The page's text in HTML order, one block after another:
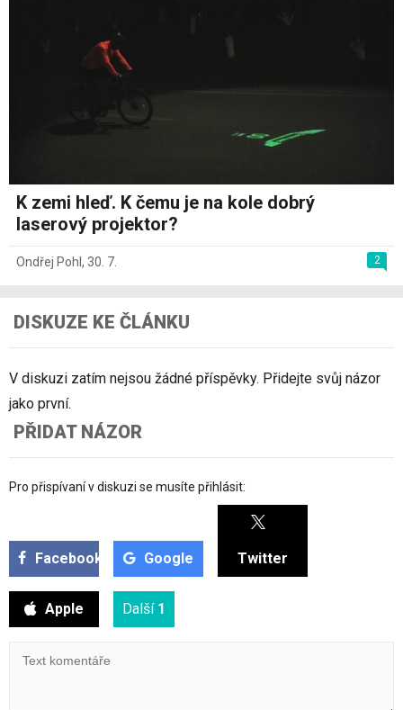
K zemi hleď. K čemu je na kole dobrý
laserový projektor?
2
Ondřej Pohl , 30. 7.
DISKUZE KE ČLÁNKU
V diskuzi zatím nejsou žádné příspěvky. Přidejte svůj názor
jako první.
PŘIDAT NÁZOR
Pro přispívaní v diskuzi se musíte přihlásit:
Facebook Google Twitter
Apple Další 1